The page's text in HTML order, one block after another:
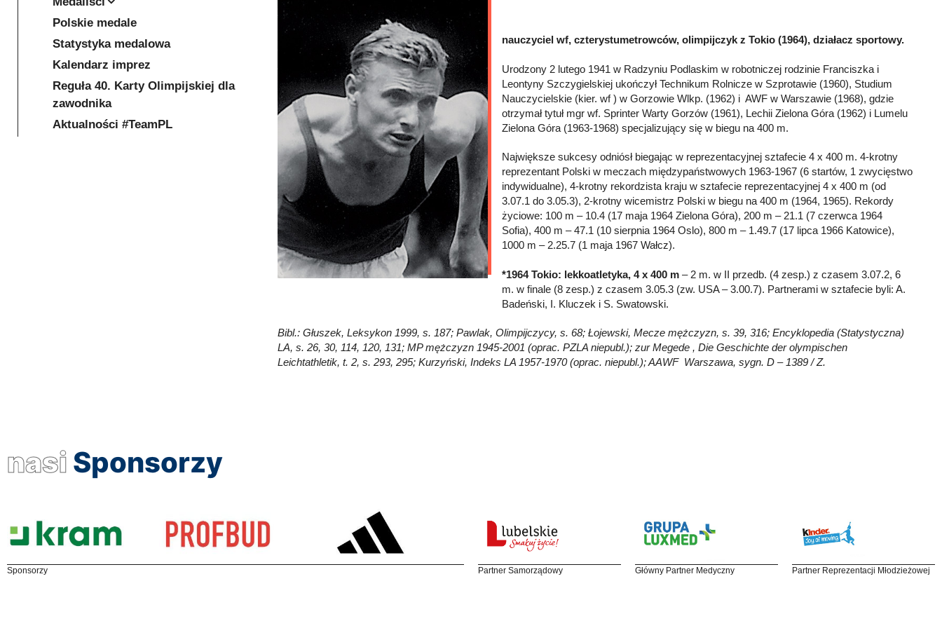
nauczyciel wf, czterystumetrowców, olimpijczyk z Tokio (1964), działacz sportowy.
Urodzony 2 lutego 1941 w Radzyniu Podlaskim w robotniczej rodzinie Franciszka i
Leontyny Szczygielskiej ukończył Technikum Rolnicze w Szprotawie (1960), Studium
Nauczycielskie (kier. wf ) w Gorzowie Wlkp. (1962) i AWF w Warszawie (1968), gdzie
otrzymał tytuł mgr wf. Sprinter Warty Gorzów (1961), Lechii Zielona Góra (1962) i Lumelu
Zielona Góra (1963-1968) specjalizujący się w biegu na 400 m.
Największe sukcesy odniósł biegając w reprezentacyjnej sztafecie 4 x 400 m. 4-krotny
reprezentant Polski w meczach międzypaństwowych 1963-1967 (6 startów, 1 zwycięstwo
indywidualne), 4-krotny rekordzista kraju w sztafecie reprezentacyjnej 4 x 400 m (od
3.07.1 do 3.05.3), 2-krotny wicemistrz Polski w biegu na 400 m (1964, 1965). Rekordy
życiowe: 100 m – 10.4 (17 maja 1964 Zielona Góra), 200 m – 21.1 (7 czerwca 1964
Sofia), 400 m – 47.1 (10 sierpnia 1964 Oslo), 800 m – 1.49.7 (17 lipca 1966 Katowice),
1000 m – 2.25.7 (1 maja 1967 Wałcz).
*1964 Tokio: lekkoatletyka, 4 x 400 m – 2 m. w II przedb. (4 zesp.) z czasem 3.07.2, 6
m. w finale (8 zesp.) z czasem 3.05.3 (zw. USA – 3.00.7). Partnerami w sztafecie byli: A.
Badeński, I. Kluczek i S. Swatowski.
Bibl.: Głuszek, Leksykon 1999, s. 187; Pawlak, Olimpijczycy, s. 68; Łojewski, Mecze mężczyzn, s. 39, 316; Encyklopedia (Statystyczna)
LA, s. 26, 30, 114, 120, 131; MP mężczyzn 1945-2001 (oprac. PZLA niepubl.); zur Megede , Die Geschichte der olympischen
Leichtathletik, t. 2, s. 293, 295; Kurzyński, Indeks LA 1957-1970 (oprac. niepubl.); AAWF Warszawa, sygn. D – 1389 / Z.
Polskie medale
Statystyka medalowa
Kalendarz imprez
Reguła 40. Karty Olimpijskiej dla
zawodnika
Aktualności #TeamPL
nasi Sponsorzy
Sponsorzy Partner Samorządowy Główny Partner Medyczny Partner Reprezentacji Młodzieżowej